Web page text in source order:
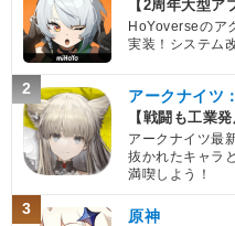
【2周年大型ア
HoYoverseのア
実装！システム
2 アークナイツ
【戦闘も工業
アークナイツ最
抜かれたキャラ
満喫しよう！
3 原神